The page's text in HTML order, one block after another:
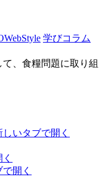
学びコラム
、食糧問題に取り組
しいタブで開く
開く